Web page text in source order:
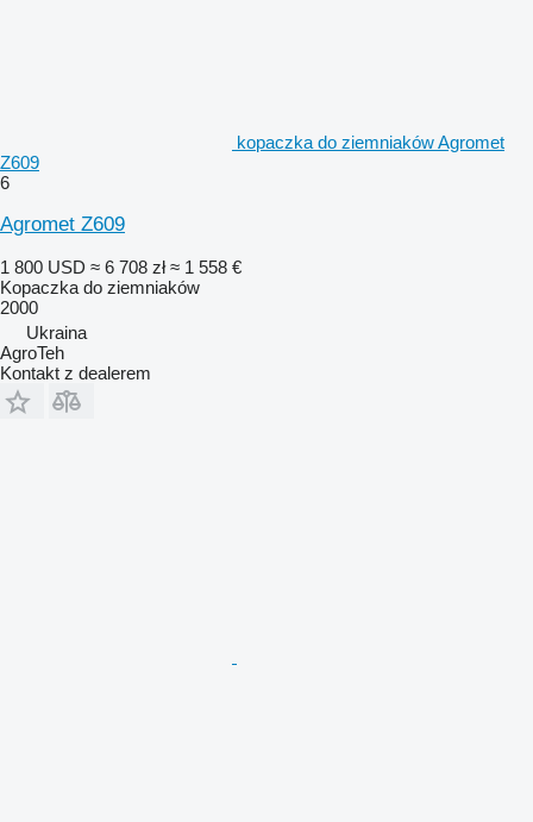
kopaczka do ziemniaków Agromet
Z609
6
Agromet Z609
1 800 USD ≈ 6 708 zł ≈ 1 558 €
Kopaczka do ziemniaków
2000
Ukraina
AgroTeh
Kontakt z dealerem